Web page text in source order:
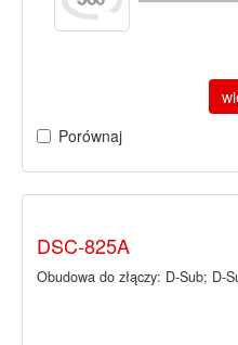
Porównaj
DSC-825A
Obudowa do złączy: D-Sub; D-